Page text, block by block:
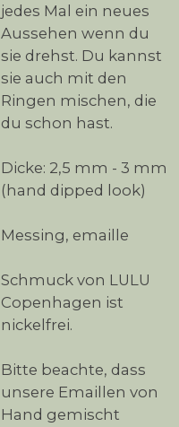
jedes Mal ein neues
Aussehen wenn du
sie drehst. Du kannst
sie auch mit den
Ringen mischen, die
du schon hast.
Dicke: 2,5 mm - 3 mm
(hand dipped look)
Messing, emaille
Schmuck von LULU
Copenhagen ist
nickelfrei.
Bitte beachte, dass
unsere Emaillen von
Hand gemischt